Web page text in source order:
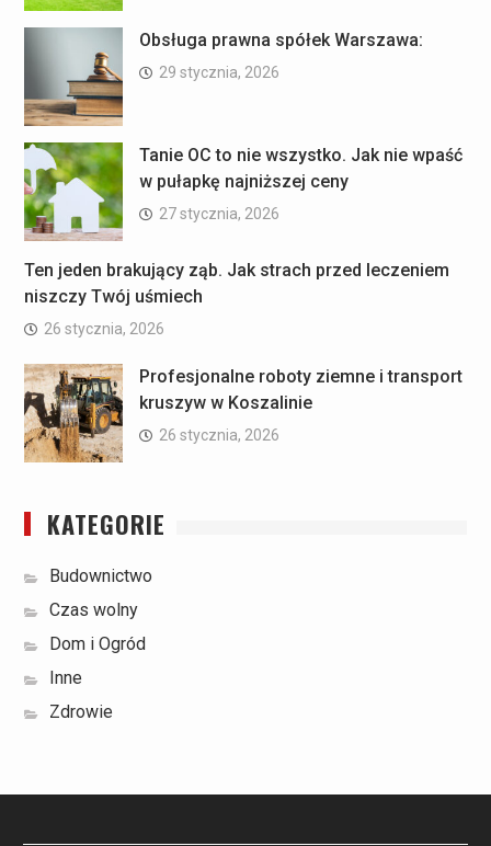
Obsługa prawna spółek Warszawa:
29 stycznia, 2026
Tanie OC to nie wszystko. Jak nie wpaść
w pułapkę najniższej ceny
27 stycznia, 2026
Ten jeden brakujący ząb. Jak strach przed leczeniem
niszczy Twój uśmiech
26 stycznia, 2026
Profesjonalne roboty ziemne i transport
kruszyw w Koszalinie
26 stycznia, 2026
KATEGORIE
Budownictwo
Czas wolny
Dom i Ogród
Inne
Zdrowie